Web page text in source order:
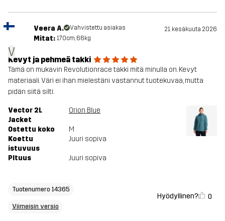
V
Veera A. Vahvistettu asiakas 21. kesäkuuta 2026
Mitat: 170cm, 66kg
Kevyt ja pehmeä takki
Tämä on mukavin Revolutionrace takki mitä minulla on. Kevyt
materiaali. Väri ei ihan mielestäni vastannut tuotekuvaa, mutta
pidän siitä silti.
Vector 2L
Jacket
Orion Blue
Ostettu koko
M
Koettu
istuvuus
Juuri sopiva
PItuus Juuri sopiva
Tuotenumero 14365
Viimeisin versio
Hyödyllinen? 0